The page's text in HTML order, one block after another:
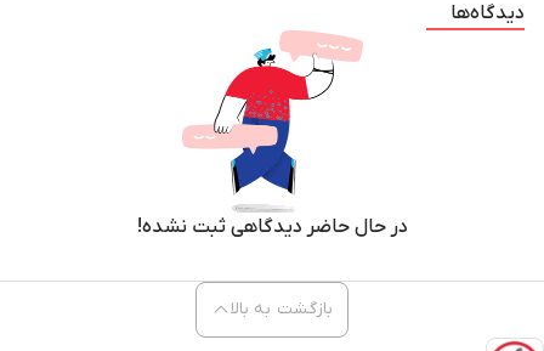
دیدگاه‌ها
در حال حاضر دیدگاهی ثبت نشده!
بازگشت به بالا